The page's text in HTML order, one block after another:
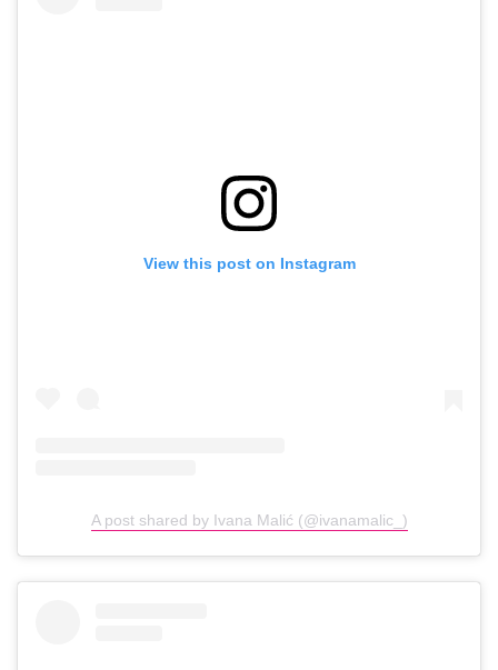
View this post on Instagram
A post shared by Ivana Malić (@ivanamalic_)